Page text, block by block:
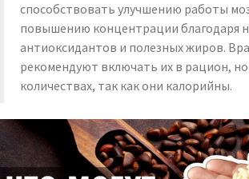
способствовать улучшению работы
повышению концентрации благодаря
антиоксидантов и полезных жиров.
рекомендуют включать их в рацион,
количествах, так как они калорийны.